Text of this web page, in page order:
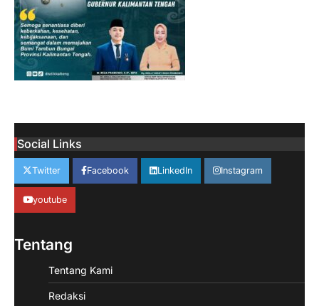
Social Links
Twitter Facebook LinkedIn Instagram
youtube
Tentang
Tentang Kami
Redaksi